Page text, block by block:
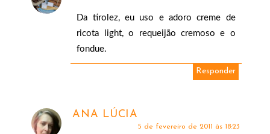
Da tirolez, eu uso e adoro creme de
ricota light, o requeijão cremoso e o
fondue.
Responder
ANA LÚCIA
5 de fevereiro de 2011 às 18:23